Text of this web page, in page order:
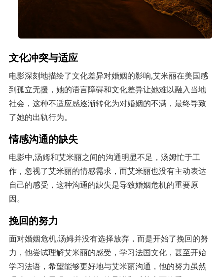
文化冲突与适应
电影深刻地描绘了文化差异对婚姻的影响,艾米丽在美国感
到孤立无援，她的语言障碍和文化差异让她难以融入当地
社会，这种不适应感逐渐转化为对婚姻的不满，最终导致
了她的出轨行为。
情感沟通的缺失
电影中,汤姆和艾米丽之间的沟通明显不足，汤姆忙于工
作，忽视了艾米丽的情感需求，而艾米丽也没有主动表达
自己的感受，这种沟通的缺失是导致婚姻危机的重要原
因。
挽回的努力
面对婚姻危机,汤姆并没有选择放弃，而是开始了挽回的努
力，他尝试理解艾米丽的感受，学习法国文化，甚至开始
学习法语，希望能够更好地与艾米丽沟通，他的努力虽然